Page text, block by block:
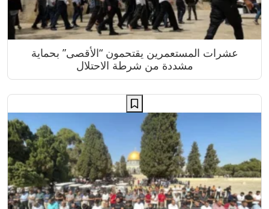
عشرات المستعمرين يقتحمون “الأقصى” بحماية
مشددة من شرطة الاحتلال